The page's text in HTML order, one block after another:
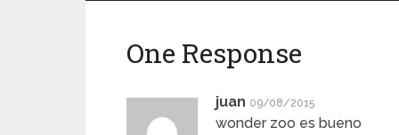
One Response
juan 09/08/2015
wonder zoo es bueno